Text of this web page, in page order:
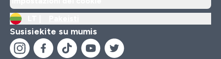
Susisiekite su mumis